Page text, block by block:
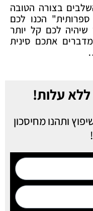
בצורה הטובה
הכנו לכם
שיהיה לכם קל יותר
אתכם סינית
ללא עלות!
ותהנו מחיסכון